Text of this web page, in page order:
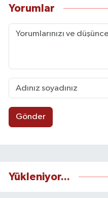
Yorumlar
Gönder
Yükleniyor...